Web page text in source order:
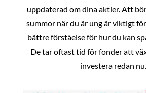
uppdaterad om dina aktier. Att
summor när du är ung är viktigt
bättre förståelse för hur du kan
De tar oftast tid för fonder att
investera redan nu.